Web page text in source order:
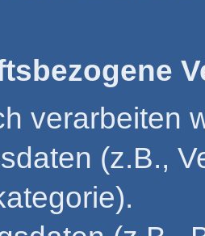
verarbeiten
(z.B.,